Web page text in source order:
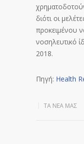
διότι οι
προκειμένου
νοσηλευτικό
2018.
Πηγή: Health
ΤΑ ΝΈΑ ΜΑΣ